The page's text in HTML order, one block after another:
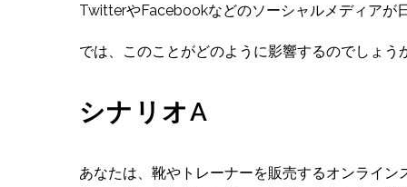
TwitterやFacebookなどのソーシャルメディアが
では、このことがどのように影響するのでしょう
シナリオA
あなたは、靴やトレーナーを販売するオンライ